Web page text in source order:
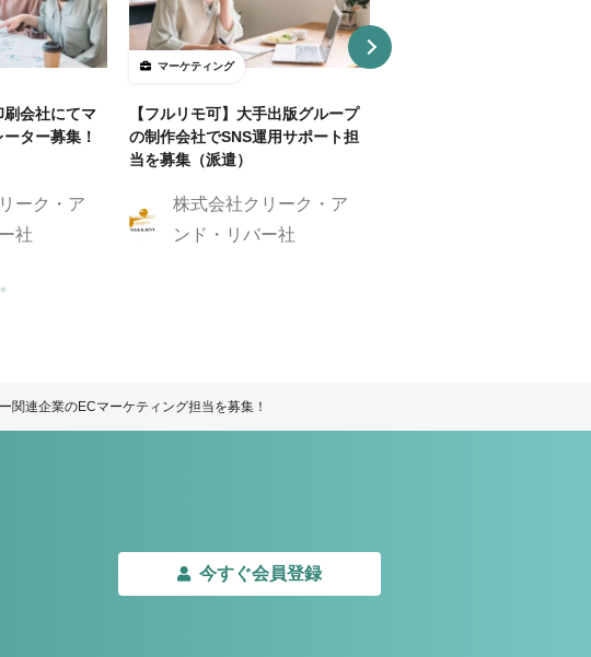
刷会社にてマ
ター募集！
ーク・ア
社
マーケティング
【フルリモ可】大手出版グループ
の制作会社でSNS運用サポート担
当を募集（派遣）
株式会社クリーク・ア
ンド・リバー社
関連企業のECマーケティング担当を募集！
今すぐ会員登録